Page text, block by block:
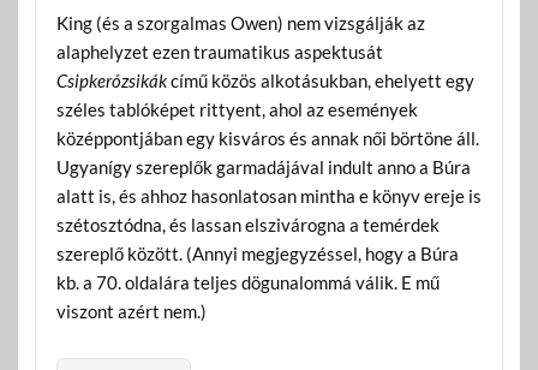
King (és a szorgalmas Owen) nem vizsgálják az
alaphelyzet ezen traumatikus aspektusát
Csipkerózsikákcímű közös alkotásukban, ehelyett egy
széles tablóképet rittyent, ahol az események
középpontjában egy kisváros és annak női börtöne áll.
Ugyanígy szereplők garmadájával indult anno a Búra
alatt is, és ahhoz hasonlatosan mintha e könyv ereje is
szétosztódna, és lassan elszivárogna a temérdek
szereplő között. (Annyi megjegyzéssel, hogy a Búra
kb. a 70. oldalára teljes dögunalommá válik. E mű
viszont azért nem.)